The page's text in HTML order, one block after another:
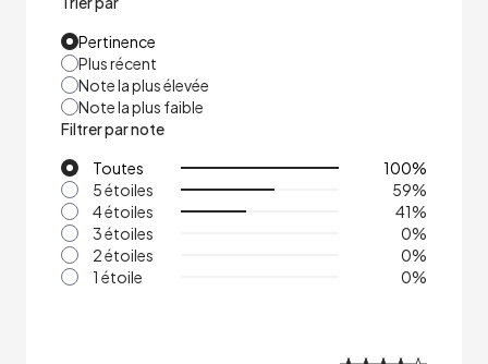
Pertinence
Plus récent
Note la plus élevée
Note la plus faible
Filtrer par note
Toutes
100%
5 étoiles
59%
4 étoiles
41%
3 étoiles
0%
2 étoiles
0%
1 étoile
0%